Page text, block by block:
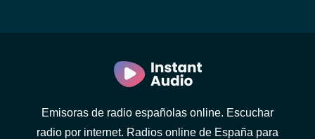
Emisoras de radio españolas online. Escuchar
radio por internet. Radios online de España para